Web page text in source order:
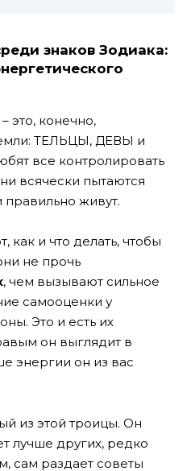
знаков Зодиака:
– это, конечно,
ТЕЛЬЦЫ, ДЕВЫ и
все контролировать
всячески пытаются
правильно живут.
как и что делать, чтобы
не прочь
, чем вызывают сильное
самооценки у
Это и есть их
он выглядит в
энергии он из вас
из этой троицы. Он
лучше других, редко
сам раздает советы